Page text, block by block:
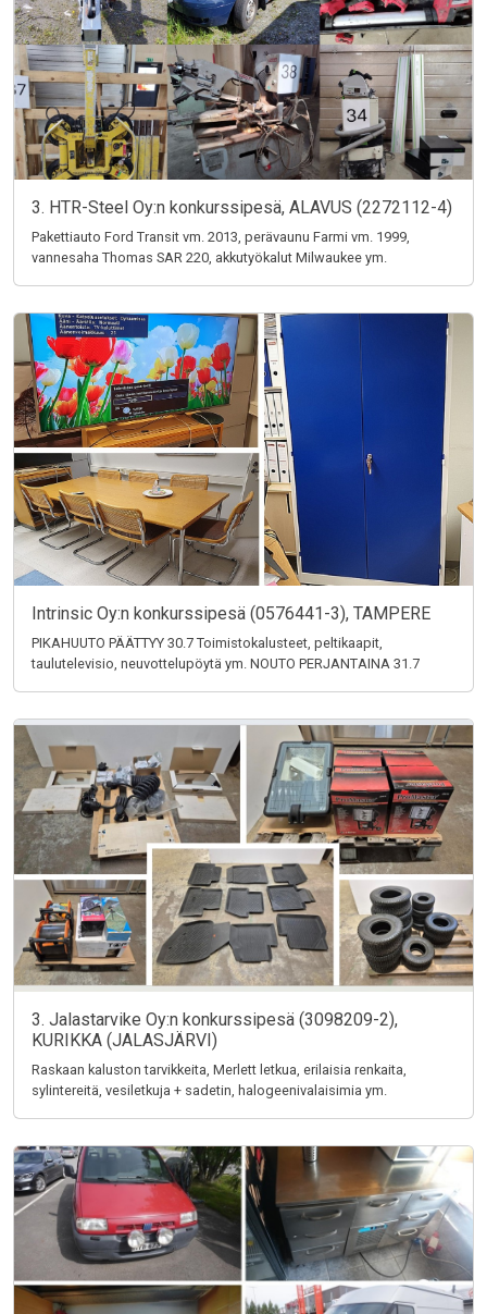
3. HTR-Steel Oy:n konkurssipesä, ALAVUS (2272112-4)
Pakettiauto Ford Transit vm. 2013, perävaunu Farmi vm. 1999,
vannesaha Thomas SAR 220, akkutyökalut Milwaukee ym.
Intrinsic Oy:n konkurssipesä (0576441-3), TAMPERE
PIKAHUUTO PÄÄTTYY 30.7 Toimistokalusteet, peltikaapit,
taulutelevisio, neuvottelupöytä ym. NOUTO PERJANTAINA 31.7
3. Jalastarvike Oy:n konkurssipesä (3098209-2),
KURIKKA (JALASJÄRVI)
Raskaan kaluston tarvikkeita, Merlett letkua, erilaisia renkaita,
sylintereitä, vesiletkuja + sadetin, halogeenivalaisimia ym.